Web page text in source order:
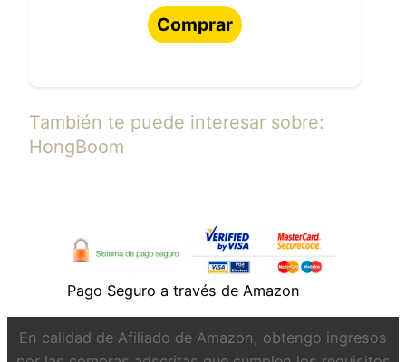
Comprar
También te puede interesar sobre:
HongBoom
Pago Seguro a través de Amazon
En calidad de Afiliado de Amazon, obtengo ingresos